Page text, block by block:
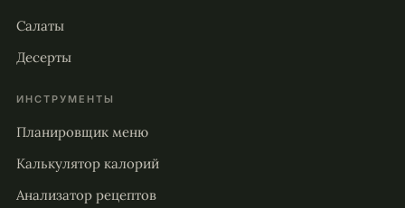
Салаты
Десерты
ИНСТРУМЕНТЫ
Планировщик меню
Калькулятор калорий
Анализатор рецептов